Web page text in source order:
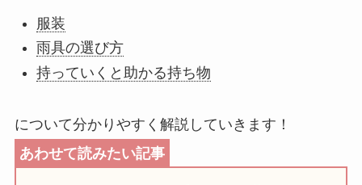
服装
雨具の選び方
持っていくと助かる持ち物
について分かりやすく解説していきます！